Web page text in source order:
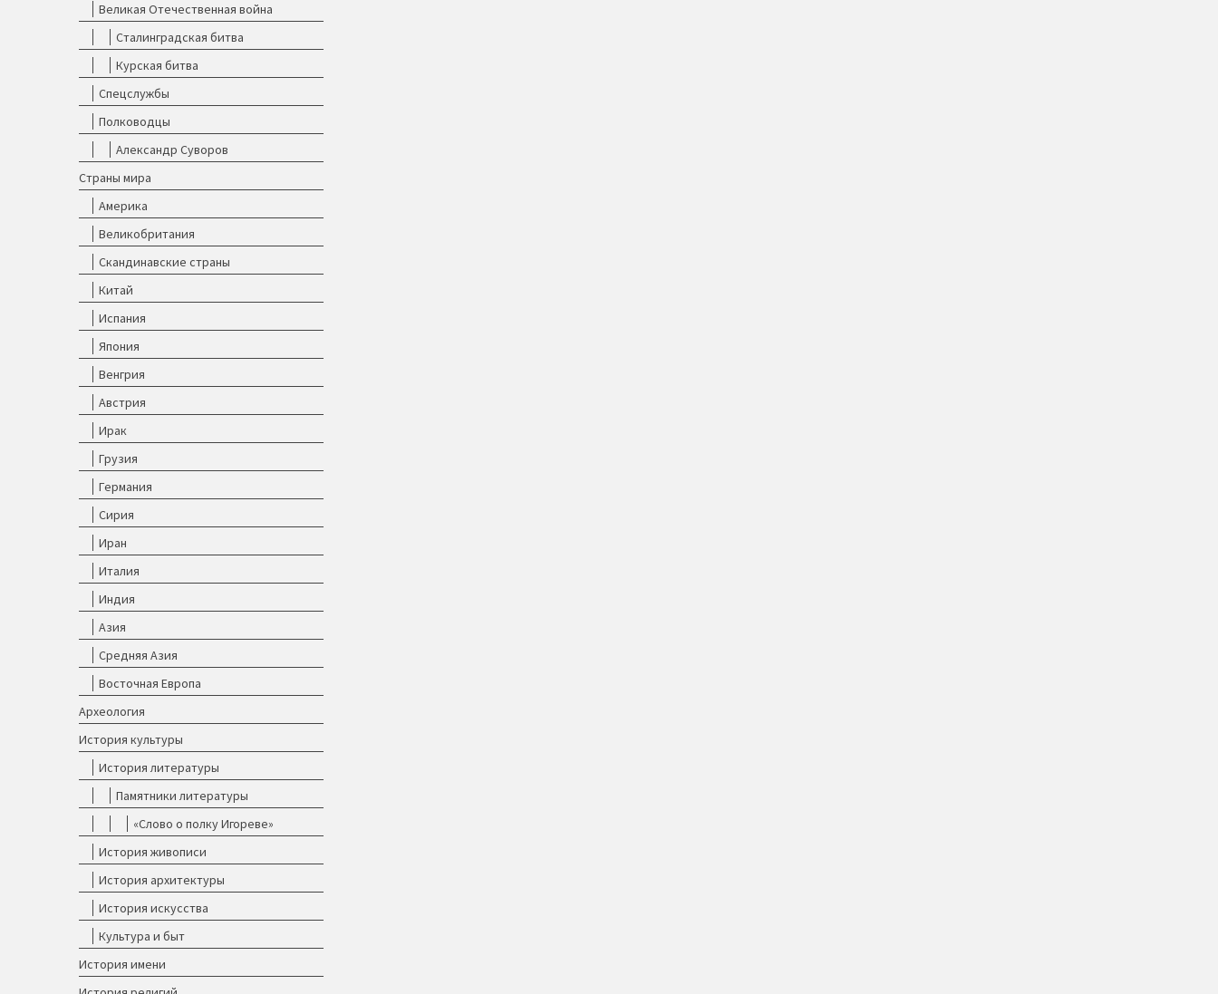
Великая Отечественная война
Сталинградская битва
Курская битва
Спецслужбы
Полководцы
Александр Суворов
Страны мира
Америка
Великобритания
Скандинавские страны
Китай
Испания
Япония
Венгрия
Австрия
Ирак
Грузия
Германия
Сирия
Иран
Италия
Индия
Азия
Средняя Азия
Восточная Европа
Археология
История культуры
История литературы
Памятники литературы
«Слово о полку Игореве»
История живописи
История архитектуры
История искусства
Культура и быт
История имени